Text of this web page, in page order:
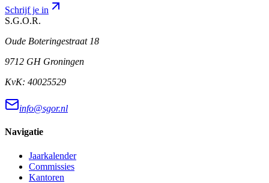
Schrijf je in
S.G.O.R.
Oude Boteringestraat 18
9712 GH Groningen
KvK: 40025529
info@sgor.nl
Navigatie
Jaarkalender
Commissies
Kantoren